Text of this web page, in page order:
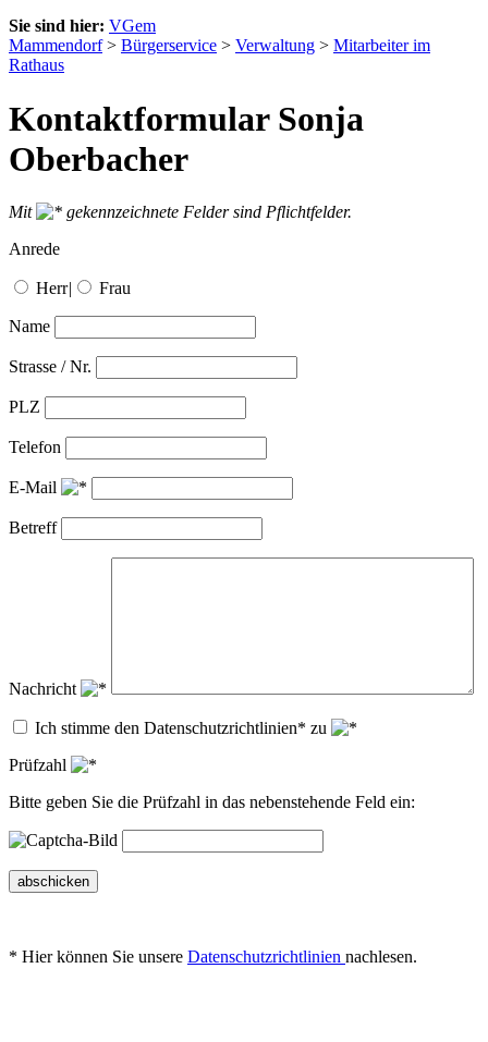
Sie sind hier: VGem
Mammendorf> Bürgerservice > Verwaltung > Mitarbeiter im
Rathaus
Kontaktformular Sonja
Oberbacher
Mit
gekennzeichnete Felder sind Pflichtfelder.
Anrede
Herr| Frau
Name
Strasse / Nr.
PLZ
Telefon
E-Mail
Betreff
Nachricht
Ich stimme den Datenschutzrichtlinien* zu
Prüfzahl
Bitte geben Sie die Prüfzahl in das nebenstehende Feld ein:
abschicken
* Hier können Sie unsere Datenschutzrichtlinien nachlesen.